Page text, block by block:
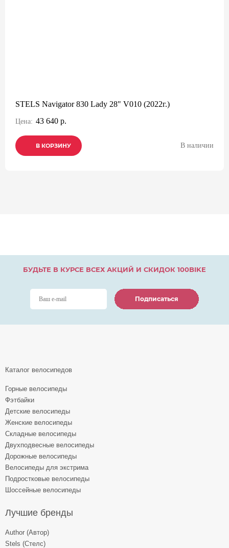
STELS Navigator 830 Lady 28" V010 (2022г.)
Цена: 43 640 р.
В КОРЗИНУ
В КОРЗИНУ
В КОРЗИНУ В наличии
БУДЬТЕ В КУРСЕ ВСЕХ АКЦИЙ И СКИДОК 100BIKE
Подписаться
Подписаться
Подписаться
Каталог велосипедов
Горные велосипеды
Фэтбайки
Детские велосипеды
Женские велосипеды
Складные велосипеды
Двухподвесные велосипеды
Дорожные велосипеды
Велосипеды для экстрима
Подростковые велосипеды
Шоссейные велосипеды
Лучшие бренды
Author (Автор)
Stels (Стелс)